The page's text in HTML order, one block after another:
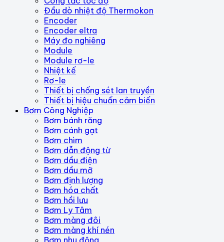
Đầu dò nhiệt độ Thermokon
Encoder
Encoder eltra
Máy đo nghiêng
Module
Module rơ-le
Nhiệt kế
Rơ-le
Thiết bị chống sét lan truyền
Thiết bị hiệu chuẩn cảm biến
Bơm Công Nghiệp
Bơm bánh răng
Bơm cánh gạt
Bơm chìm
Bơm dẫn động từ
Bơm dầu điện
Bơm dầu mỡ
Bơm định lượng
Bơm hóa chất
Bơm hồi lưu
Bơm Ly Tâm
Bơm màng đôi
Bơm màng khí nén
Bơm nhu động